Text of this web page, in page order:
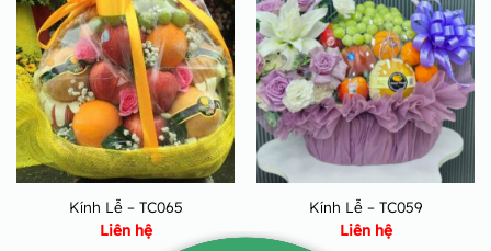
Kính Lễ – TC065
Liên hệ
Kính Lễ – TC059
Liên hệ